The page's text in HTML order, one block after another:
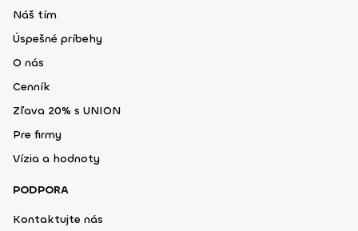
Náš tím
Úspešné príbehy
O nás
Cenník
Zľava 20% s UNION
Pre firmy
Vízia a hodnoty
PODPORA
Kontaktujte nás